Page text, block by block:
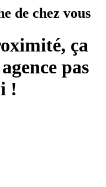
de chez vous
ça
pas
!